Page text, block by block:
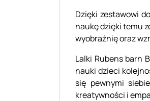
Dzięki zestawowi
naukę dzięki temu
wyobraźnię oraz
Lalki Rubens barn
nauki dzieci
się pewnymi
kreatywności i